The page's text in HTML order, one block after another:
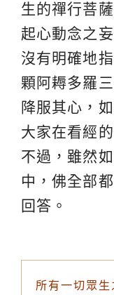
生的禪行菩
起心動念之
沒有明確地
顆阿耨多羅
降服其心，
大家在看經
不過，雖然
中，佛全部
回答。
所有一切眾